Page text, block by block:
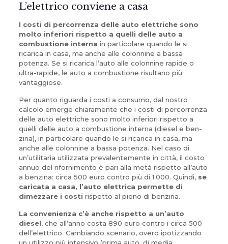
L’elettrico conviene a casa
I costi di percorrenza delle auto elettriche sono
molto inferiori rispetto a quelli delle auto a
combustione interna in particolare quando le si
ricarica in casa, ma anche alle colonnine a bassa
potenza. Se si ricarica l’auto alle colonnine rapide o
ultra-rapide, le auto a combustione risultano più
vantaggiose.
Per quanto riguarda i costi a consumo, dal nostro
calcolo emerge chiaramente che i costi di percorrenza
delle auto elettriche sono molto inferiori rispetto a
quelli delle auto a combustione interna (diesel e ben­
zina), in particolare quando le si ricarica in casa, ma
anche alle colonnine a bassa potenza. Nel caso di
un’utilitaria utilizzata prevalentemente in città, il costo
annuo del rifornimento è pari alla metà rispetto all’auto
a benzina: circa 500 euro contro più di 1.000. Quindi, se
caricata a casa, l’auto elettrica permette di
dimezzare i costi rispetto al pieno di benzina.
La convenienza c’è anche rispetto a un’auto
diesel, che all’anno costa 890 euro contro i circa 500
dell’elettrico. Cambiando scenario, overo ipotizzando